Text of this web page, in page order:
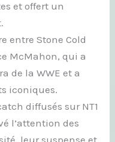
et offert un
entre Stone Cold
McMahon, qui a
de la WWE et a
iconiques.
diffusés sur NT1
l’attention des
leur suspense et